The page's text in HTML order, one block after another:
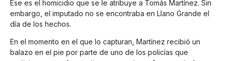
Ese es el homicidio que se le atribuye a Tomás Martínez. Sin
embargo, el imputado no se encontraba en Llano Grande el
día de los hechos.
En el momento en el que lo capturan, Martínez recibió un
balazo en el pie por parte de uno de los policías que